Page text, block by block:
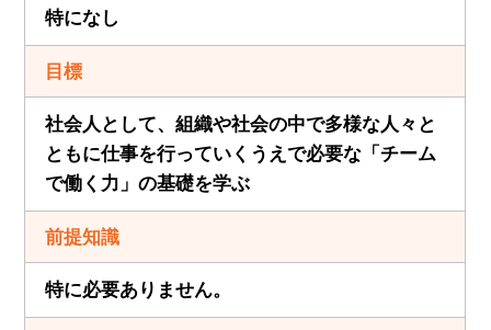
特になし
目標
社会人として、組織や社会の中で多様な人々と
ともに仕事を行っていくうえで必要な「チーム
で働く力」の基礎を学ぶ
前提知識
特に必要ありません。